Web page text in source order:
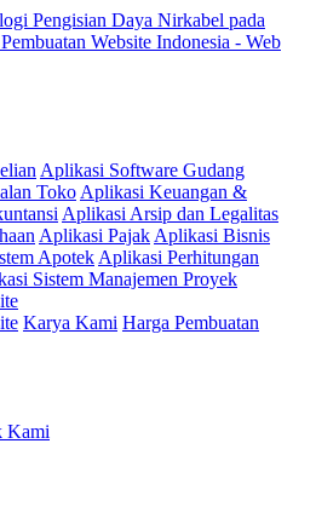
Aplikasi Software Gudang
Toko Aplikasi Keuangan &
Aplikasi Arsip dan Legalitas
Aplikasi Pajak Aplikasi Bisnis
Apotek Aplikasi Perhitungan
Sistem Manajemen Proyek
Karya Kami Harga Pembuatan
Kami